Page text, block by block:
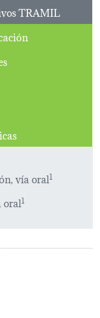
TRAMIL
vía oral1
oral1